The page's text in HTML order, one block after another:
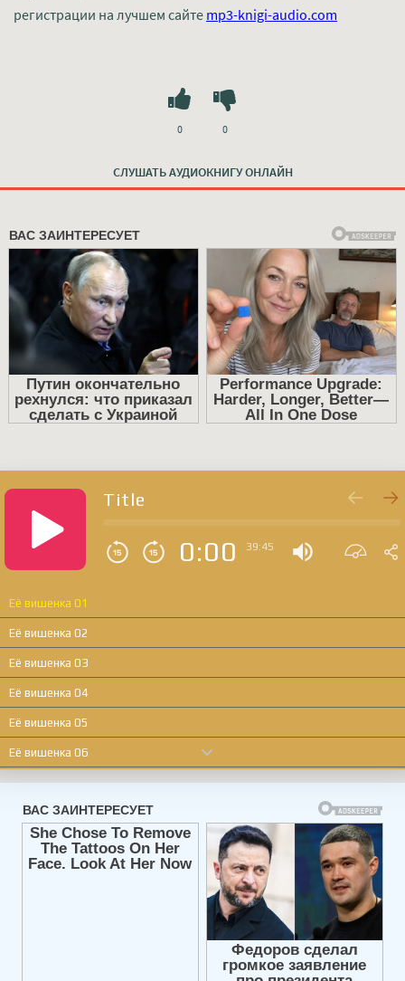
регистрации на лучшем сайте mp3-knigi-audio.com
СЛУШАТЬ АУДИОКНИГУ ОНЛАЙН
0 0
Title
0:00 39:45
Её вишенка 01
Её вишенка 02
Её вишенка 03
Её вишенка 04
Её вишенка 05
Её вишенка 06
Её вишенка 07
Её вишенка 08
Её вишенка 09
Её вишенка 10